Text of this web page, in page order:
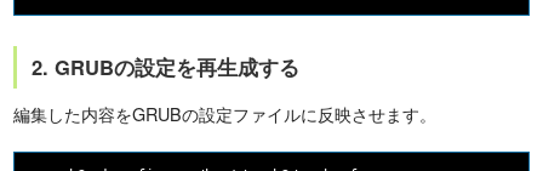
2. GRUBの設定を再生成する
編集した内容をGRUBの設定ファイルに反映させます。